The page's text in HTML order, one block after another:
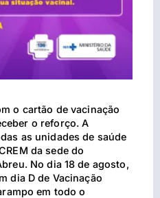
o cartão de vacinação
o reforço. A
as unidades de saúde
da sede do
No dia 18 de agosto,
dia D de Vacinação
em todo o